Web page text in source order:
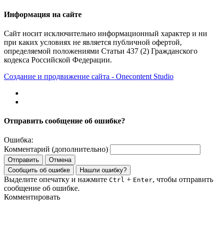
Информация на сайте
Сайт носит исключительно информационный характер и ни
при каких условиях не является публичной офертой,
определяемой положениями Статьи 437 (2) Гражданского
кодекса Российской Федерации.
Создание и продвижение сайта - Onecontent Studio
Отправить сообщение об ошибке?
Ошибка:
Комментарий (дополнительно)
Отправить
Отмена
Сообщить об ошибке
Нашли ошибку?
Выделите опечатку и нажмите Ctrl + Enter, чтобы отправить
сообщение об ошибке.
Комментировать